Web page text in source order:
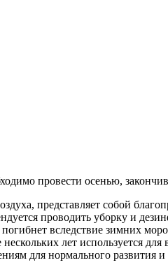
провести осенью,
представляет собой
проводить уборку и
вследствие зимних
лет используется
для нормального